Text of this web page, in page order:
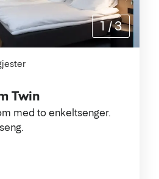
Twin
med to enkeltsenger.
1 /3